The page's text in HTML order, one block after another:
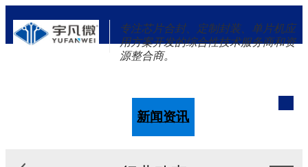
专注芯片合封、定制封装、单片机应
用方案开发的综合性技术服务商和资
源整合商。
新闻资讯